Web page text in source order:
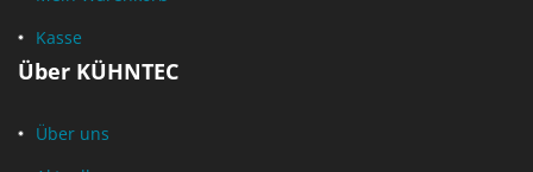
Kasse
Über KÜHNTEC
Über uns